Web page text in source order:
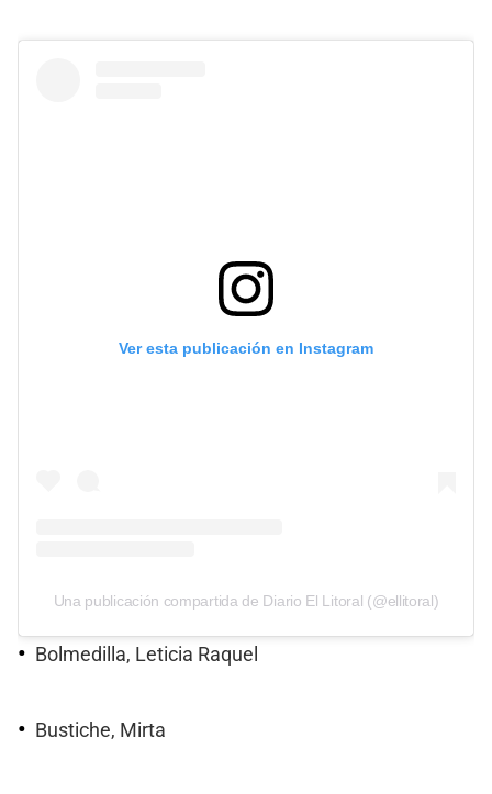
Ver esta publicación en Instagram
Una publicación compartida de Diario El Litoral (@ellitoral)
Bolmedilla, Leticia Raquel
Bustiche, Mirta